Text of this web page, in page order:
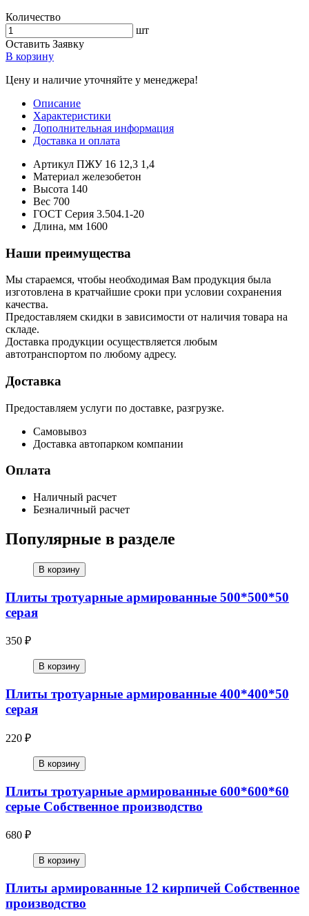
Количество
шт
Оставить Заявку
В корзину
Цену и наличие уточняйте у менеджера!
Описание
Характеристики
Дополнительная информация
Доставка и оплата
Артикул ПЖУ 16 12,3 1,4
Материал железобетон
Высота 140
Вес 700
ГОСТ Серия 3.504.1-20
Длина, мм 1600
Наши преимущества
Мы стараемся, чтобы необходимая Вам продукция была
изготовлена в кратчайшие сроки при условии сохранения
качества.
Предоставляем скидки в зависимости от наличия товара на
складе.
Доставка продукции осуществляется любым
автотранспортом по любому адресу.
Доставка
Предоставляем услуги по доставке, разгрузке.
Самовывоз
Доставка автопарком компании
Оплата
Наличный расчет
Безналичный расчет
Популярные в разделе
В корзину
Плиты тротуарные армированные 500*500*50
серая
350 ₽
В корзину
Плиты тротуарные армированные 400*400*50
серая
220 ₽
В корзину
Плиты тротуарные армированные 600*600*60
серые Собственное производство
680 ₽
В корзину
Плиты армированные 12 кирпичей Собственное
производство